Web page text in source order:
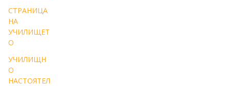
СТРАНИЦА
НА
УЧИЛИЩЕТ
О
УЧИЛИЩН
О
НАСТОЯТЕЛ